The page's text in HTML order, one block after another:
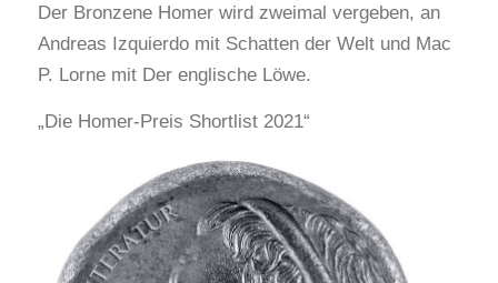
Der Bronzene Homer wird zweimal vergeben, an
Andreas Izquierdo mit Schatten der Welt und Mac
P. Lorne mit Der englische Löwe.
„Die Homer-Preis Shortlist 2021“